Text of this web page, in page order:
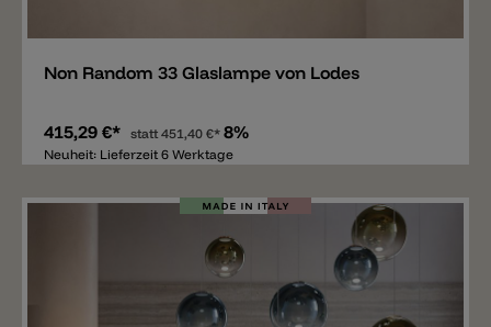
Non Random 33 Glaslampe von Lodes
415,29 €* statt451,40 €* 8%
Neuheit: Lieferzeit 6 Werktage